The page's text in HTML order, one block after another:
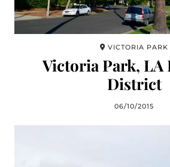
VICTORIA PARK
Victoria Park,
District
06/10/2015